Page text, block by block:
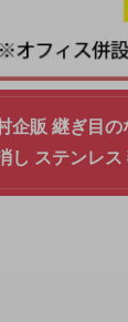
企販 継ぎ目
し ステンレス